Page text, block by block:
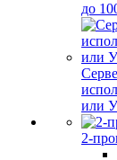
до
или
2-